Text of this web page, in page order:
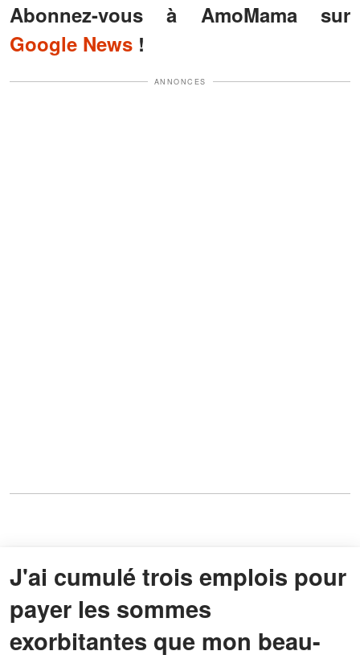
Abonnez-vous à AmoMama sur
Google News !
ANNONCES
J'ai cumulé trois emplois pour
payer les sommes
exorbitantes que mon beau-